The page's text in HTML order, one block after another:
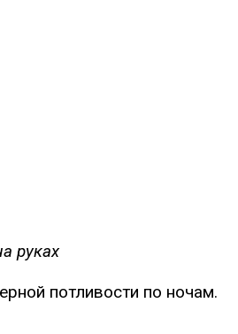
руках
потливости по ночам.